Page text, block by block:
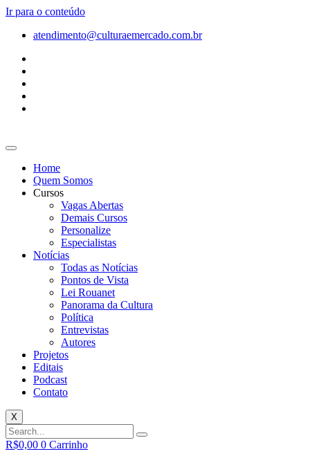
Ir para o conteúdo
atendimento@culturaemercado.com.br
Home
Quem Somos
Cursos
Vagas Abertas
Demais Cursos
Personalize
Especialistas
Notícias
Todas as Notícias
Pontos de Vista
Lei Rouanet
Panorama da Cultura
Política
Entrevistas
Autores
Projetos
Editais
Podcast
Contato
X
R$0,00 0 Carrinho